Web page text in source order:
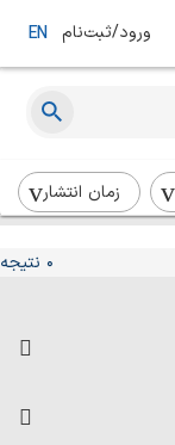
ورود/ثبت‌نام EN
زمان انتشار
0 نتیجه